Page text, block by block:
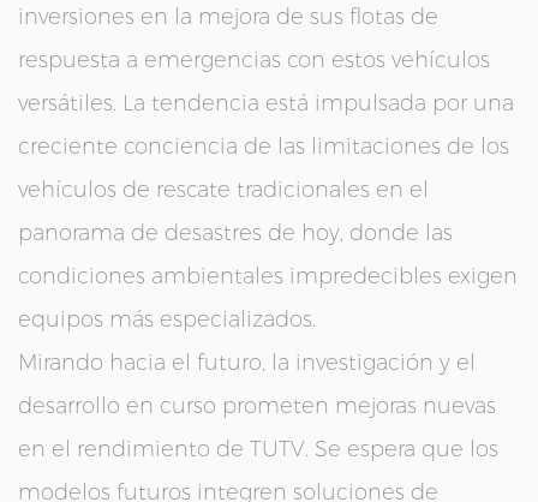
inversiones en la mejora de sus flotas de
respuesta a emergencias con estos vehículos
versátiles. La tendencia está impulsada por una
creciente conciencia de las limitaciones de los
vehículos de rescate tradicionales en el
panorama de desastres de hoy, donde las
condiciones ambientales impredecibles exigen
equipos más especializados.
Mirando hacia el futuro, la investigación y el
desarrollo en curso prometen mejoras nuevas
en el rendimiento de TUTV. Se espera que los
modelos futuros integren soluciones de